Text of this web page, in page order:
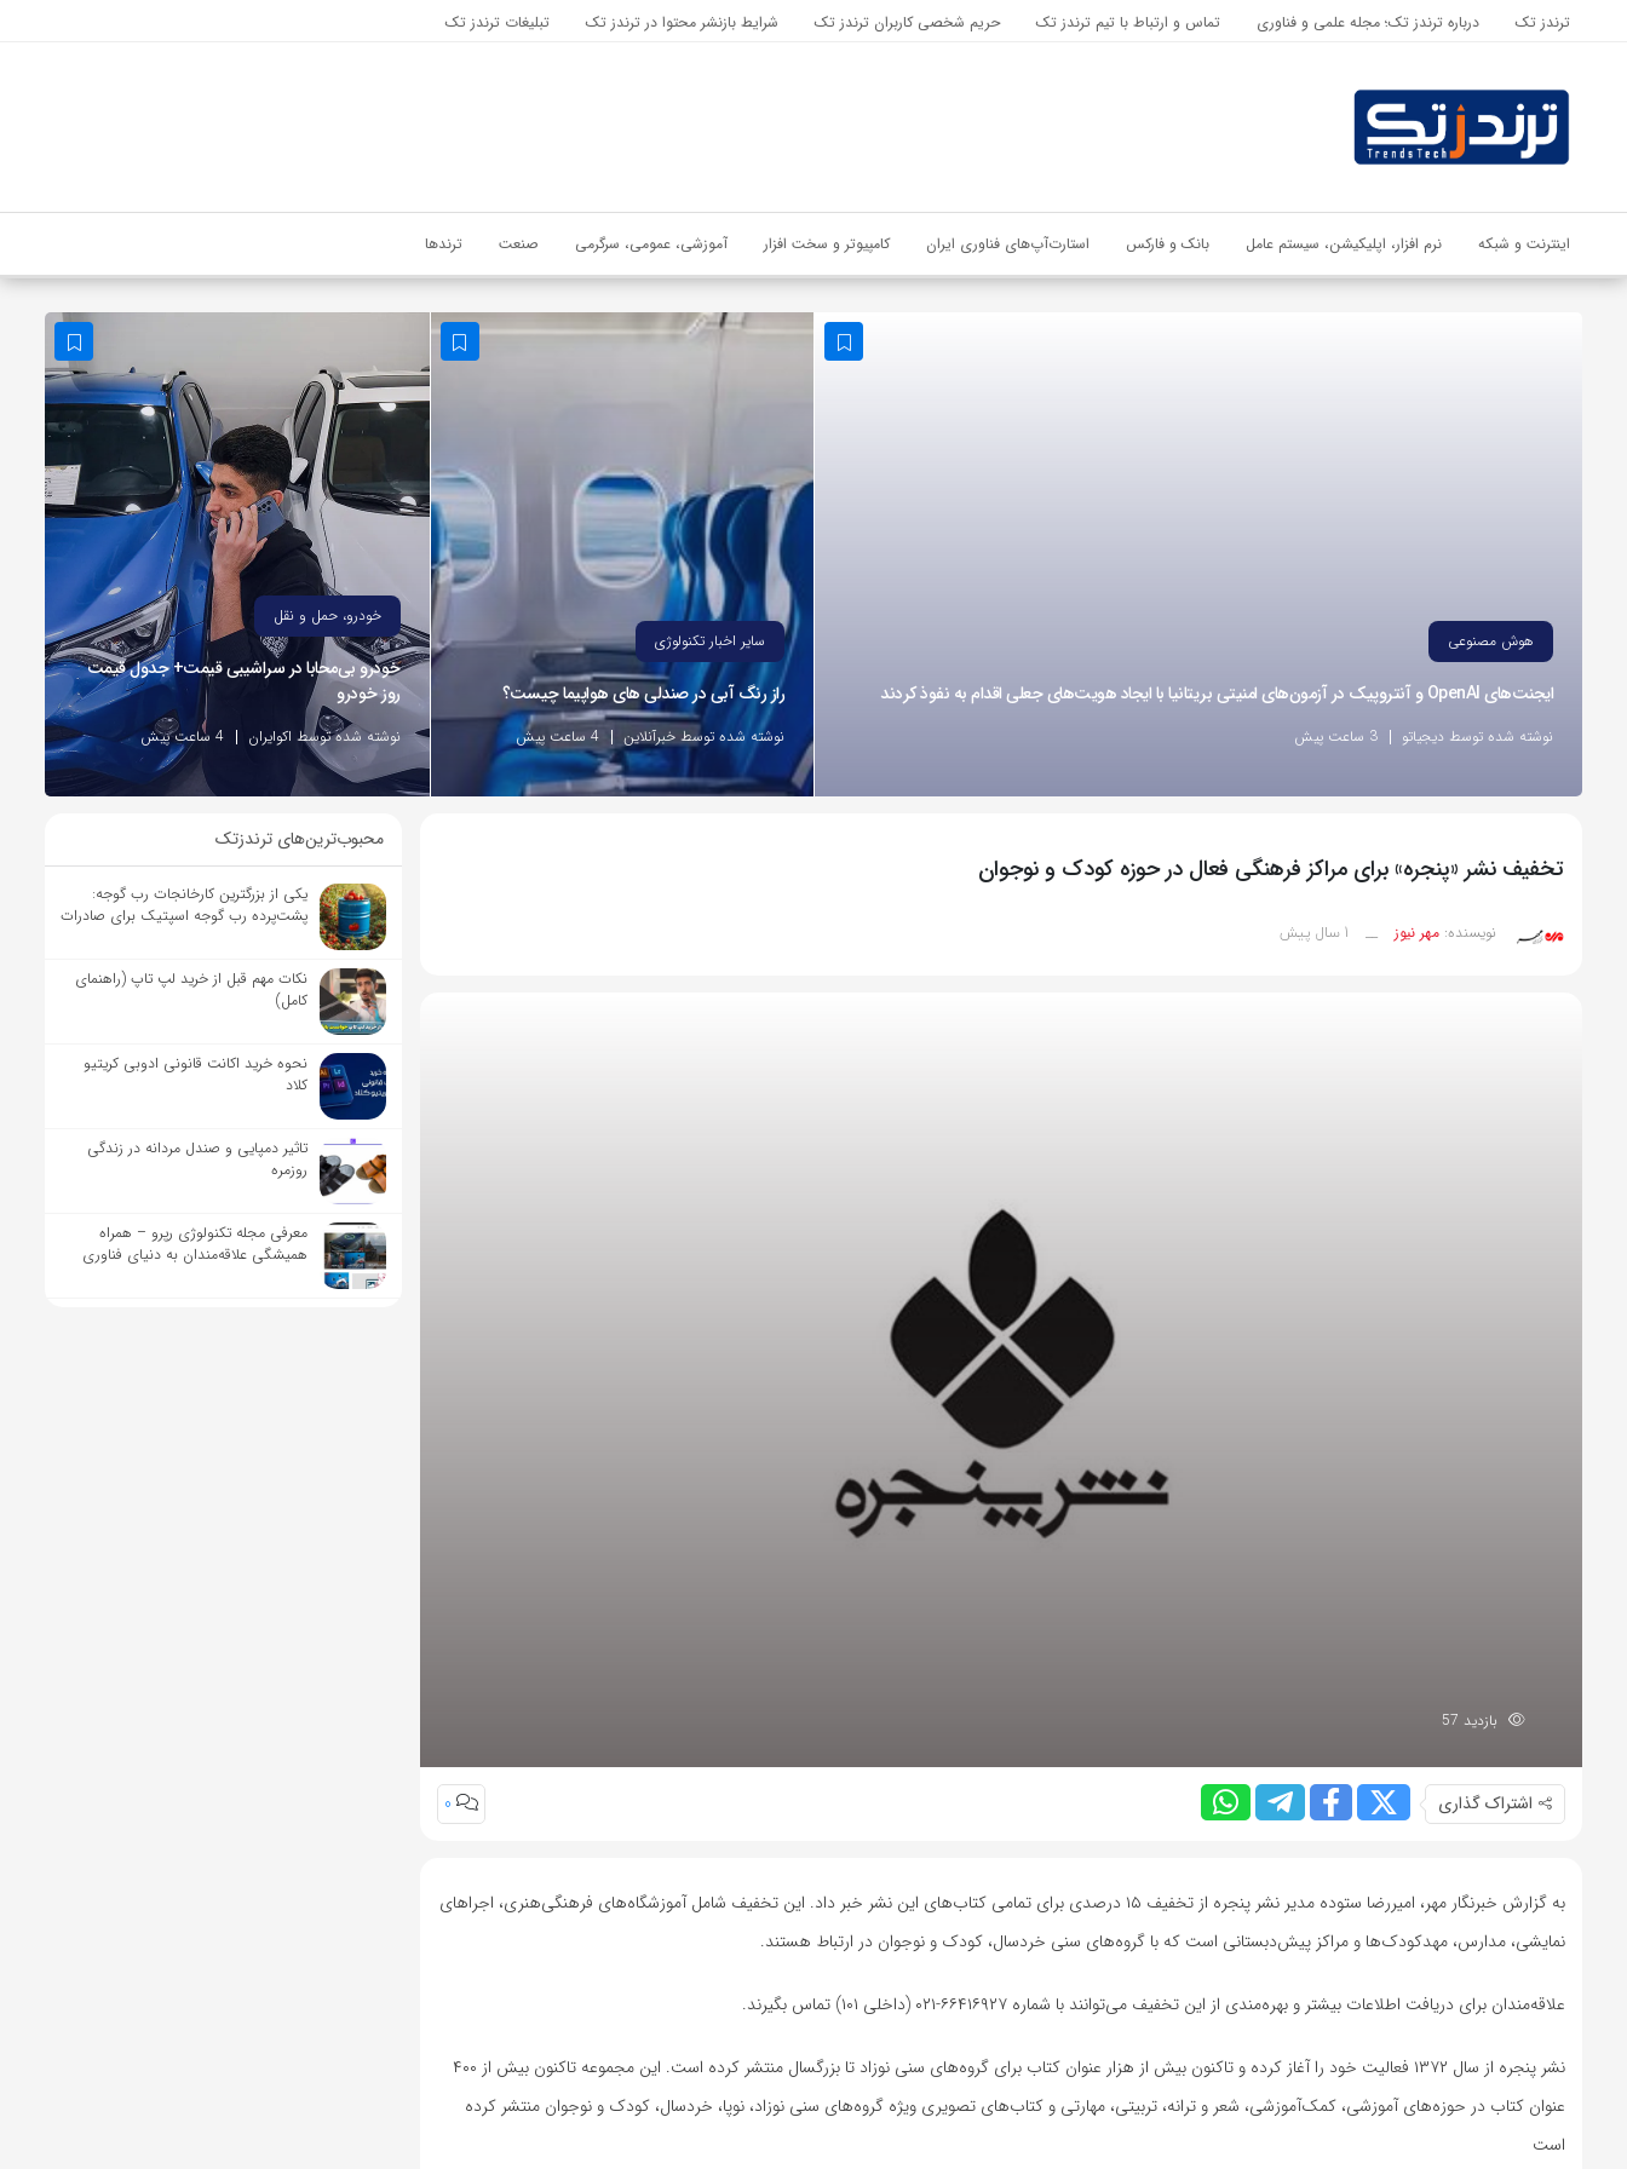
اشتراک گذاری
با استفاده از روش‌های زیر می‌توانید این صفحه را با دوستان خود به
اشتراک بگذارید.
ترندز تک درباره ترندز تک؛ مجله علمی و فناوری تماس و ارتباط با تیم ترندز تک حریم شخصی کاربران ترندز تک شرایط بازنشر محتوا در ترندز تک تبلیغات ترندز تک
اینترنت و شبکه نرم افزار، اپلیکیشن، سیستم عامل بانک و فارکس استارت‌آپ‌های فناوری ایران کامپیوتر و سخت افزار آموزشی، عمومی، سرگرمی صنعت ترندها
هوش مصنوعی
ایجنت‌های OpenAI و آنتروپیک در آزمون‌های امنیتی بریتانیا با ایجاد هویت‌های جعلی اقدام به نفوذ کردند
نوشته شده توسط دیجیاتو 3 ساعت پیش
سایر اخبار تکنولوژی
راز رنگ آبی در صندلی های هواپیما چیست؟
نوشته شده توسط خبرآنلاین 4 ساعت پیش
خودرو، حمل و نقل
خودرو بی‌محابا در سراشیبی قیمت+ جدول قیمت
روز خودرو
نوشته شده توسط اکوایران 4 ساعت پیش
تخفیف نشر «پنجره» برای مراکز فرهنگی فعال در حوزه کودک و نوجوان
نویسنده: مهر نیوز __ 1 سال پیش
بازدید 57
اشتراک گذاری 0
به گزارش خبرنگار مهر، امیررضا ستوده مدیر نشر پنجره از تخفیف ۱۵ درصدی برای تمامی کتاب‌های این نشر خبر داد. این تخفیف شامل آموزشگاه‌های فرهنگی‌هنری، اجراهای
نمایشی، مدارس، مهدکودک‌ها و مراکز پیش‌دبستانی است که با گروه‌های سنی خردسال، کودک و نوجوان در ارتباط هستند.
علاقه‌مندان برای دریافت اطلاعات بیشتر و بهره‌مندی از این تخفیف می‌توانند با شماره ۶۶۴۱۶۹۲۷-۰۲۱ (داخلی ۱۰۱) تماس بگیرند.
نشر پنجره از سال ۱۳۷۲ فعالیت خود را آغاز کرده و تاکنون بیش از هزار عنوان کتاب برای گروه‌های سنی نوزاد تا بزرگسال منتشر کرده است. این مجموعه تاکنون بیش از ۴۰۰
عنوان کتاب در حوزه‌های آموزشی، کمک‌آموزشی، شعر و ترانه، تربیتی، مهارتی و کتاب‌های تصویری ویژه گروه‌های سنی نوزاد، نوپا، خردسال، کودک و نوجوان منتشر کرده
است
محبوب‌ترین‌های ترندزتک
یکی از بزرگترین کارخانجات رب گوجه:
پشت‌پرده رب گوجه اسپتیک برای صادرات
نکات مهم قبل از خرید لپ تاپ (راهنمای
کامل)
نحوه خرید اکانت قانونی ادوبی کریتیو
کلاد
تاثیر دمپایی و صندل مردانه در زندگی
روزمره
معرفی مجله تکنولوژی رپرو – همراه
همیشگی علاقه‌مندان به دنیای فناوری